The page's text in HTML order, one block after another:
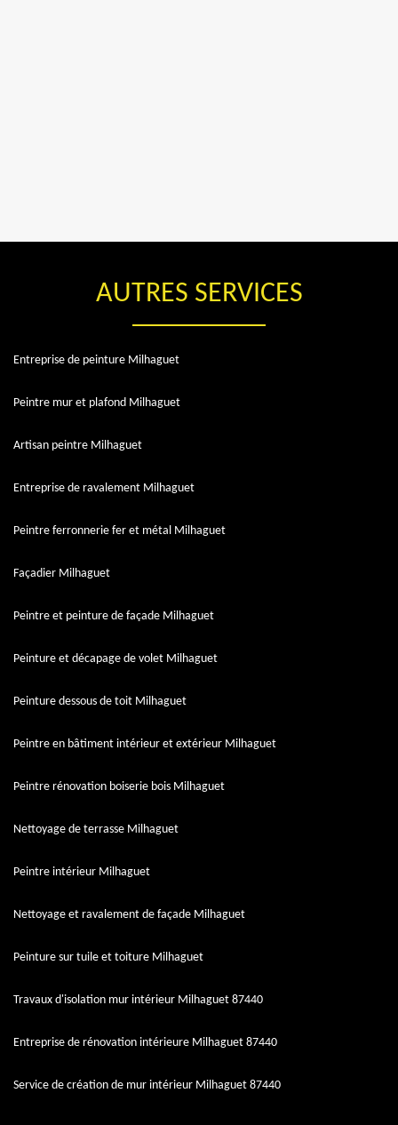
AUTRES SERVICES
Entreprise de peinture Milhaguet
Peintre mur et plafond Milhaguet
Artisan peintre Milhaguet
Entreprise de ravalement Milhaguet
Peintre ferronnerie fer et métal Milhaguet
Façadier Milhaguet
Peintre et peinture de façade Milhaguet
Peinture et décapage de volet Milhaguet
Peinture dessous de toit Milhaguet
Peintre en bâtiment intérieur et extérieur Milhaguet
Peintre rénovation boiserie bois Milhaguet
Nettoyage de terrasse Milhaguet
Peintre intérieur Milhaguet
Nettoyage et ravalement de façade Milhaguet
Peinture sur tuile et toiture Milhaguet
Travaux d'isolation mur intérieur Milhaguet 87440
Entreprise de rénovation intérieure Milhaguet 87440
Service de création de mur intérieur Milhaguet 87440